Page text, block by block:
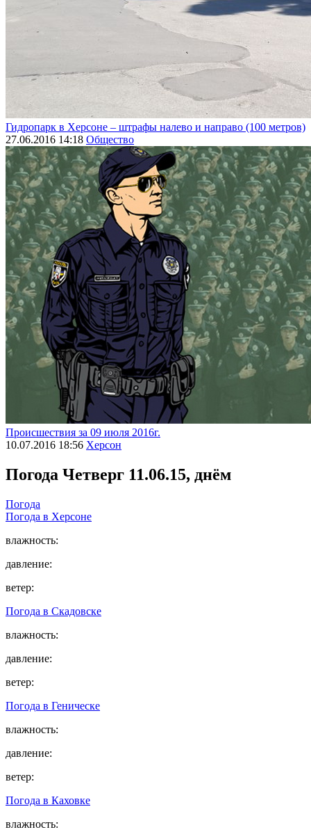
Гидропарк в Херсоне – штрафы налево и направо (100 метров)
27.06.2016 14:18 Общество
Происшествия за 09 июля 2016г.
10.07.2016 18:56 Херсон
Погода Четверг 11.06.15, днём
Погода
Погода в Херсоне
влажность:
давление:
ветер:
Погода в Скадовске
влажность:
давление:
ветер:
Погода в Геническе
влажность:
давление:
ветер:
Погода в Каховке
влажность: